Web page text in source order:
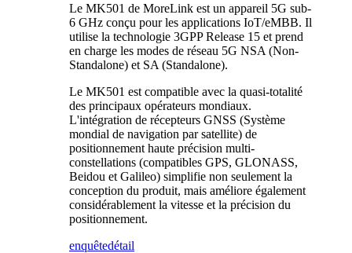
Le MK501 de MoreLink est un appareil 5G sub-
6 GHz conçu pour les applications IoT/eMBB. Il
utilise la technologie 3GPP Release 15 et prend
en charge les modes de réseau 5G NSA (Non-
Standalone) et SA (Standalone).
Le MK501 est compatible avec la quasi-totalité
des principaux opérateurs mondiaux.
L'intégration de récepteurs GNSS (Système
mondial de navigation par satellite) de
positionnement haute précision multi-
constellations (compatibles GPS, GLONASS,
Beidou et Galileo) simplifie non seulement la
conception du produit, mais améliore également
considérablement la vitesse et la précision du
positionnement.
enquêtedétail